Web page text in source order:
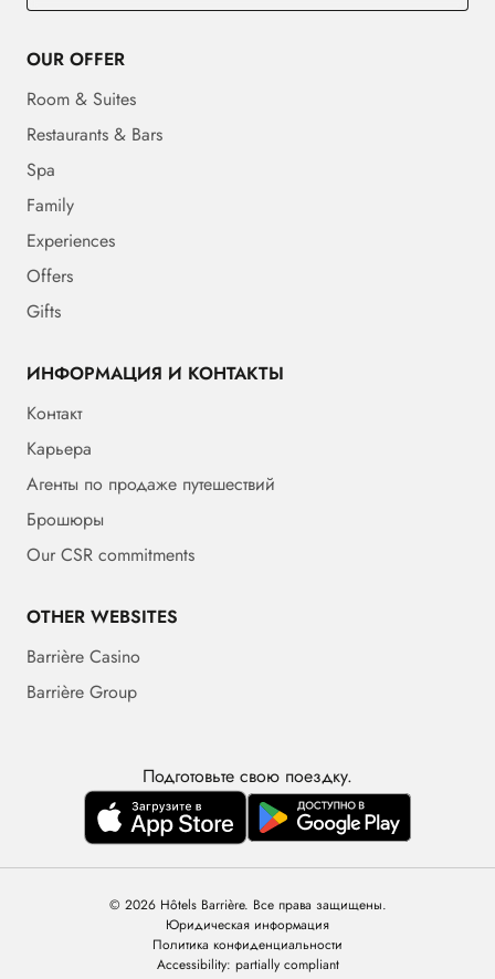
OUR OFFER
Room & Suites
Restaurants & Bars
Spa
Family
Experiences
Offers
Gifts
ИНФОРМАЦИЯ И КОНТАКТЫ
Контакт
Карьера
Агенты по продаже путешествий
Брошюры
Our CSR commitments
OTHER WEBSITES
Barrière Casino
Barrière Group
Подготовьте свою поездку.
© 2026 Hôtels Barrière. Все права защищены.
Юридическая информация
Политика конфиденциальности
Accessibility: partially compliant